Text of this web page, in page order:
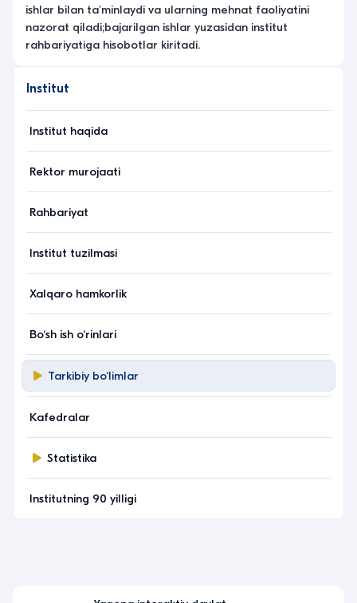
ishlar bilan ta'minlaydi va ularning mehnat faoliyatini
nazorat qiladi;bajarilgan ishlar yuzasidan institut
rahbariyatiga hisobotlar kiritadi.
Institut
Institut haqida
Rektor murojaati
Rahbariyat
Institut tuzilmasi
Xalqaro hamkorlik
Bo‘sh ish o‘rinlari
Tarkibiy bo‘limlar
Kafedralar
Statistika
Institutning 90 yilligi